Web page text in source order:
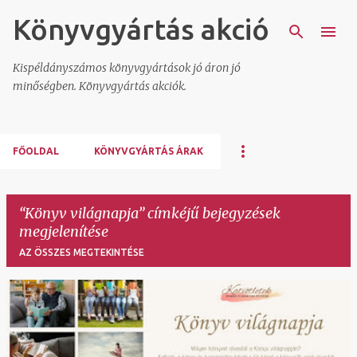
Ugrás a fő tartalomra
Könyvgyártás akció
Kispéldányszámos könyvgyártások jó áron jó
minőségben. Könyvgyártás akciók.
FŐOLDAL KÖNYVGYÁRTÁS ÁRAK
Könyv világnapja címkéjű bejegyzések
megjelenítése
AZ ÖSSZES MEGTEKINTÉSE
B
e